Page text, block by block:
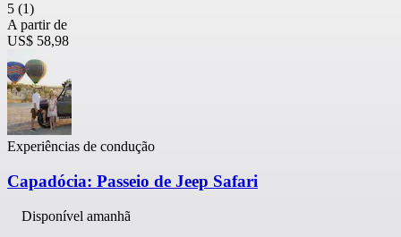
5 (1)
A partir de
US$ 58,98
Experiências de condução
Capadócia: Passeio de Jeep Safari
Disponível amanhã